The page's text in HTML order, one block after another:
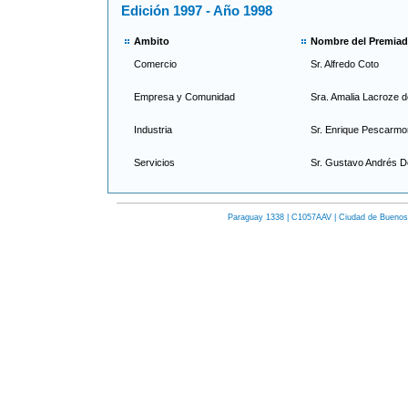
Edición 1997 - Año 1998
Ambito Nombre del
Comercio Sr. Alfredo Coto
Empresa y Comunidad Sra. Amalia Lacroze
Industria Sr. Enrique
Servicios Sr. Gustavo Andrés
Paraguay 1338 | C1057AAV | Ciudad de